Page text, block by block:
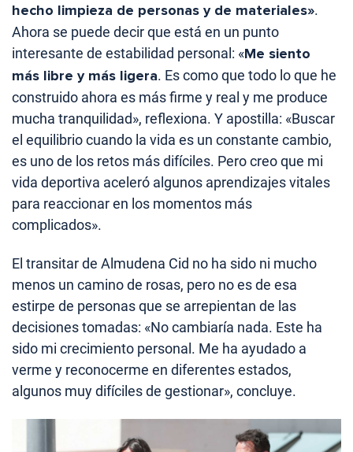
hecho limpieza de personas y de materiales».
Ahora se puede decir que está en un punto
interesante de estabilidad personal: «Me siento
más libre y más ligera. Es como que todo lo que he
construido ahora es más firme y real y me produce
mucha tranquilidad», reflexiona. Y apostilla: «Buscar
el equilibrio cuando la vida es un constante cambio,
es uno de los retos más difíciles. Pero creo que mi
vida deportiva aceleró algunos aprendizajes vitales
para reaccionar en los momentos más
complicados».
El transitar de Almudena Cid no ha sido ni mucho
menos un camino de rosas, pero no es de esa
estirpe de personas que se arrepientan de las
decisiones tomadas: «No cambiaría nada. Este ha
sido mi crecimiento personal. Me ha ayudado a
verme y reconocerme en diferentes estados,
algunos muy difíciles de gestionar», concluye.